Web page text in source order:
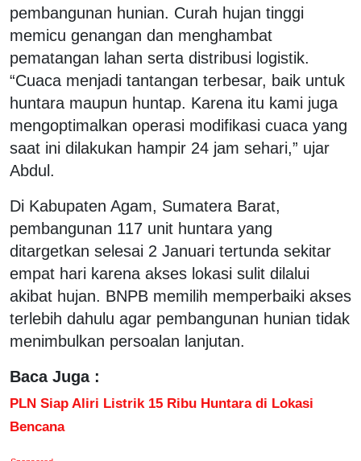
pembangunan hunian. Curah hujan tinggi
memicu genangan dan menghambat
pematangan lahan serta distribusi logistik.
“Cuaca menjadi tantangan terbesar, baik untuk
huntara maupun huntap. Karena itu kami juga
mengoptimalkan operasi modifikasi cuaca yang
saat ini dilakukan hampir 24 jam sehari,” ujar
Abdul.
Di Kabupaten Agam, Sumatera Barat,
pembangunan 117 unit huntara yang
ditargetkan selesai 2 Januari tertunda sekitar
empat hari karena akses lokasi sulit dilalui
akibat hujan. BNPB memilih memperbaiki akses
terlebih dahulu agar pembangunan hunian tidak
menimbulkan persoalan lanjutan.
Baca Juga :
PLN Siap Aliri Listrik 15 Ribu Huntara di Lokasi
Bencana